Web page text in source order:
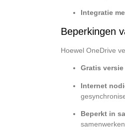
Integratie
Beperkingen
Hoewel OneDrive
Gratis
Internet
Beperkt in